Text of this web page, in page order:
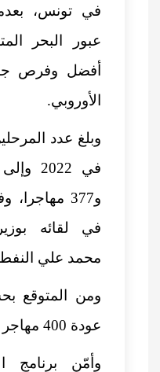
في تونس،
عبور البحر
أفضل وفرص
الأوروبي.
وبلغ عدد
و377
في لقائه
محمد علي
ومن المتوقع
عودة 400 مهاجر خلال الفترة المقبلة.